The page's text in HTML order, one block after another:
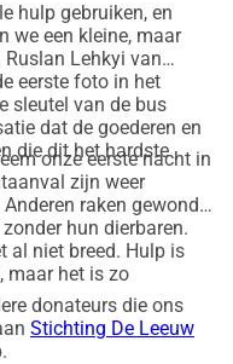
hulp gebruiken, en
we een kleine, maar
Lehkyi van
eerste foto in het
sleutel van de bus
dat de goederen en
die dit het hardste
onze eerste nacht in
zijn weer
raken gewond,
hun dierbaren.
al niet breed. Hulp is
maar het is zo
donateurs die ons
Stichting De Leeuw